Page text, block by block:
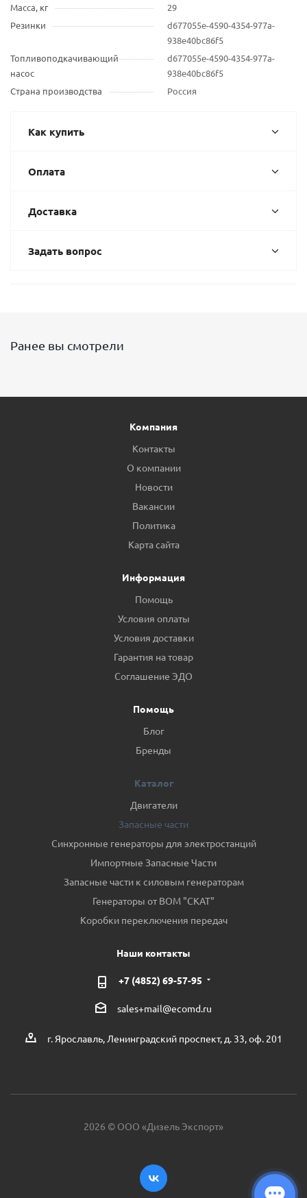
Масса, кг
29
Резинки
d677055e-4590-4354-977a-
938e40bc86f5
Топливоподкачивающий
насос
d677055e-4590-4354-977a-
938e40bc86f5
Страна производства
Россия
Как купить
Оплата
Доставка
Задать вопрос
Ранее вы смотрели
Компания
Контакты
О компании
Новости
Вакансии
Политика
Карта сайта
Информация
Помощь
Условия оплаты
Условия доставки
Гарантия на товар
Соглашение ЭДО
Помощь
Блог
Бренды
Каталог
Двигатели
Запасные части
Синхронные генераторы для электростанций
Импортные Запасные Части
Запасные части к силовым генераторам
Генераторы от ВОМ "СКАТ"
Коробки переключения передач
Наши контакты
+7 (4852) 69-57-95
sales+mail@ecomd.ru
г. Ярославль, Ленинградский проспект, д. 33, оф. 201
2026 © ООО «Дизель Экспорт»